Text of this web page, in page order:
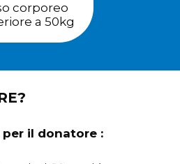
corporeo
a 50kg
il donatore :